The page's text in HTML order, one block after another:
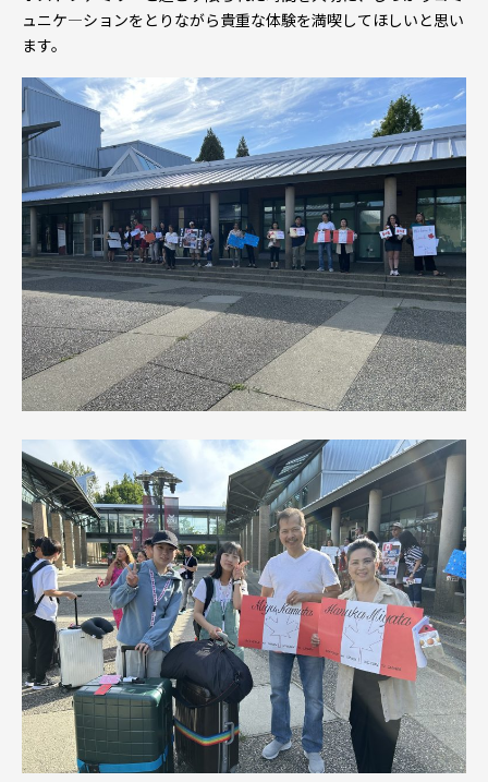
ュニケ―ションをとりながら貴重な体験を満喫してほしいと思い
ます。